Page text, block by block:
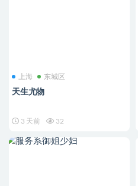
上海 东城区
天生尤物
3 天前 32